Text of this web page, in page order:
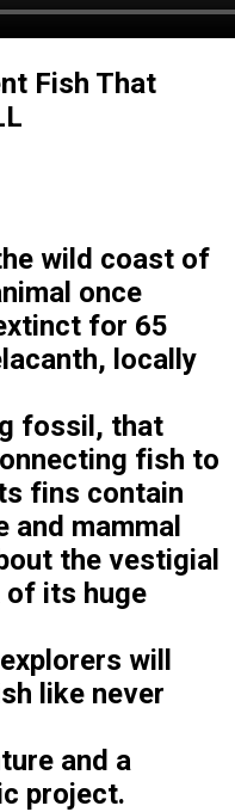
Fish That
wild coast of
once
for 65
locally
fossil, that
fish to
fins contain
mammal
the vestigial
of its huge
will
like never
and a
project.